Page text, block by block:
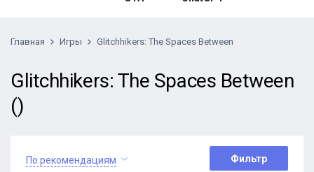
Главная Игры Glitchhikers: The Spaces Between
Glitchhikers: The Spaces Between
()
По рекомендациям Фильтр